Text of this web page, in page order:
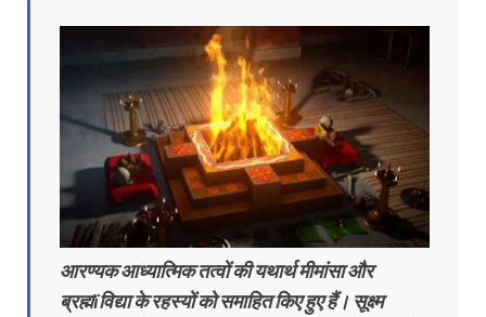
आरण्यक आध्यात्मिक तत्वों की यथार्थ मीमांसा और
ब्रह्मïविद्या के रहस्यों को समाहित किए हुए हैं। सूक्ष्म